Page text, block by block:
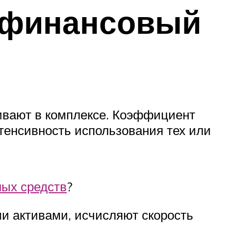
в комплексе. Коэффициент
использования тех или
средств?
исчисляют скорость